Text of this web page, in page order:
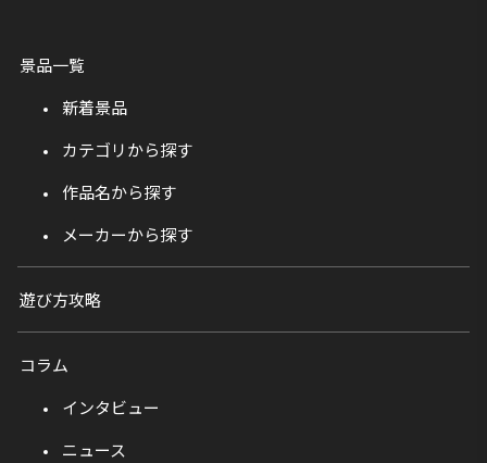
景品一覧
新着景品
カテゴリから探す
作品名から探す
メーカーから探す
遊び方攻略
コラム
インタビュー
ニュース